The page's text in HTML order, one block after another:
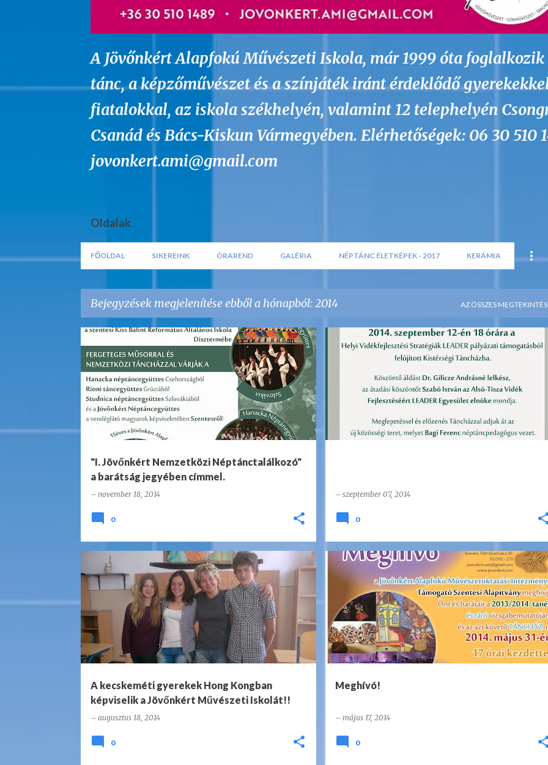
A Jövőnkért Alapfokú Művészeti Iskola, már 1999 óta foglalkozik
tánc, a képzőművészet és a színjáték iránt érdeklődő
fiatalokkal, az iskola székhelyén, valamint 12 telephelyén
Csanád és Bács-Kiskun Vármegyében. Elérhetőségek: 06 30 510
jovonkert.ami@gmail.com
Oldalak
FŐOLDAL SIKEREINK ÓRAREND GALÉRIA NÉPTÁNC ÉLETKÉPEK - 2017 KERÁMIA
Bejegyzések megjelenítése ebből a hónapból: 2014 AZ ÖSSZES
B
e
e
g
y
"I. Jövőnkért Nemzetközi Néptánctalálkozó"
a barátság jegyében címmel.
– november 18, 2014
0
– szeptember 07, 2014
0
A kecskeméti gyerekek Hong Kongban
képviselik a Jövőnkért Művészeti Iskolát!!
– augusztus 18, 2014
0
Meghívó!
– május 17, 2014
0